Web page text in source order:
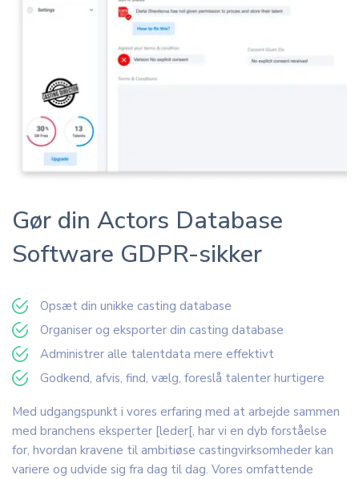
Gør din Actors Database
Software GDPR-sikker
Opsæt din unikke casting database
Organiser og eksporter din casting database
Administrer alle talentdata mere effektivt
Godkend, afvis, find, vælg, foreslå talenter hurtigere
Med udgangspunkt i vores erfaring med at arbejde sammen
med branchens eksperter [leder[, har vi en dyb forståelse
for, hvordan kravene til ambitiøse castingvirksomheder kan
variere og udvide sig fra dag til dag. Vores omfattende